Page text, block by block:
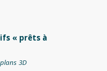
« prêts à
3D